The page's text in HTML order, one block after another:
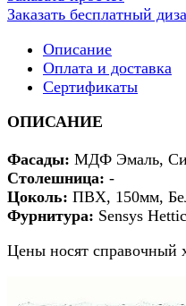
Заказать бесплатный
Описание
Оплата и доставка
Сертификаты
ОПИСАНИЕ
Фасады: МДФ Эмаль,
Столешница: -
Цоколь: ПВХ, 150мм,
Фурнитура: Sensys
Цены носят справочный